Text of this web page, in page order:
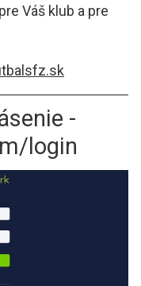
Váš klub a pre
-
login